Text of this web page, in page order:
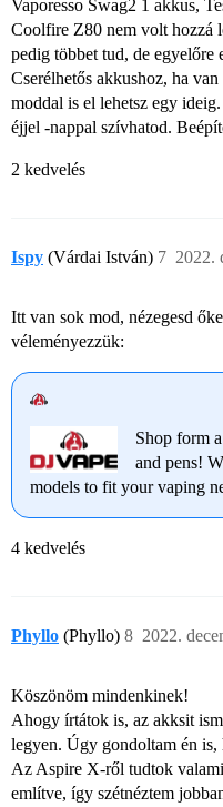
Vaporesso Swag2 1 akkus,
Coolfire Z80 nem volt hozzá
pedig többet tud, de egyelőre
Cserélhetős akkushoz, ha
moddal is el lehetsz egy
éjjel -nappal szívhatod.
2 kedvelés
Ispy (Várdai István) 2022.
7
Itt van sok mod, nézegesd
véleményezzük:
Shop form
and pens!
models to fit your vaping
4 kedvelés
Phyllo (Phyllo) 2022.
8
Köszönöm mindenkinek!
Ahogy írtátok is, az akksit
legyen. Úgy gondoltam én
Az Aspire X-ről tudtok
említve, így szétnéztem